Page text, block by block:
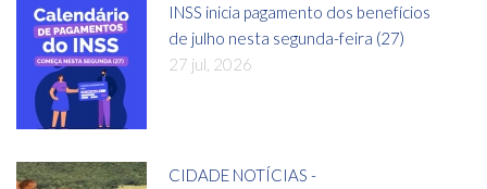
INSS inicia pagamento dos benefícios
de julho nesta segunda-feira (27)
27 jul, 2026
CIDADE NOTÍCIAS -